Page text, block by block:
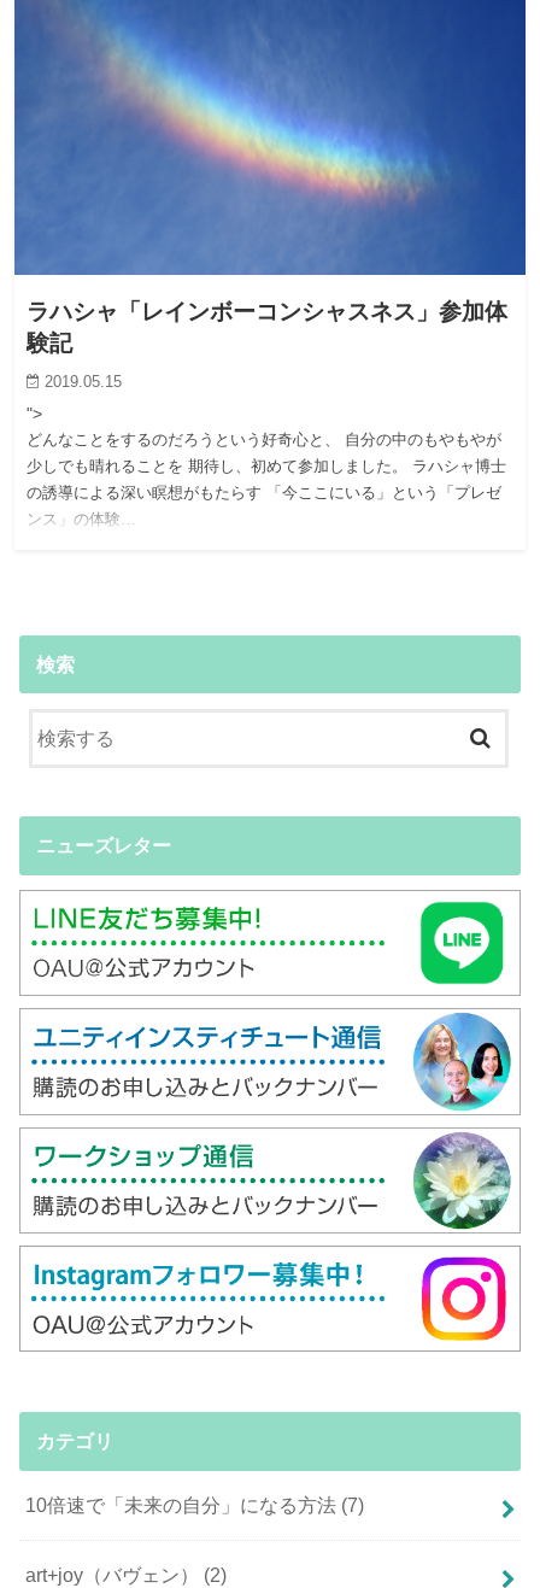
ラハシャ「レインボーコンシャスネス」参加体
験記
2019.05.15
">
どんなことをするのだろうという好奇心と、 自分の中のもやもやが
少しでも晴れることを 期待し、初めて参加しました。 ラハシャ博士
の誘導による深い瞑想がもたらす 「今ここにいる」という「プレゼ
ンス」の体験…
検索
ニューズレター
カテゴリ
10倍速で「未来の自分」になる方法 (7)
art+joy（バヴェン） (2)